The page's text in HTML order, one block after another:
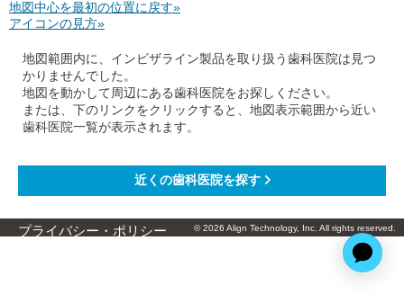
地図中心を最初の位置に戻す»
アイコンの見方»
地図範囲内に、インビザライン製品を取り扱う歯科医院は見つ
かりませんでした。
地図を動かして周辺にある歯科医院をお探しください。
または、下のリンクをクリックすると、地図表示範囲から近い
歯科医院一覧が表示されます。
プライバシー・ポリシー © 2026 Align Technology, Inc. All rights reserved.